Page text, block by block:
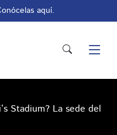
aquí.
Stadium? La sede del